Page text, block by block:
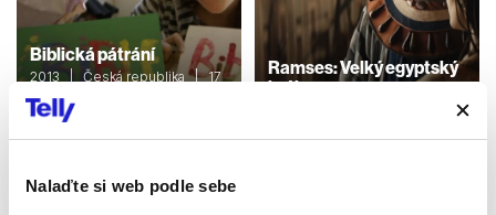
Nalaďte si web podle sebe
Biblická pátrání
2013 | Česká republika | 17
Dokumenty / Historický /
Ramses: Velký egyptský
král